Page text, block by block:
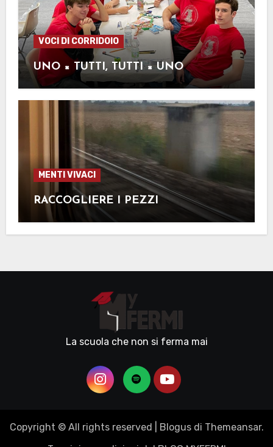
VOCI DI CORRIDOIO
UNO × TUTTI, TUTTI × UNO
MENTI VIVACI
RACCOGLIERE I PEZZI
La scuola che non si ferma mai
Copyright © All rights reserved Blogusdi Themeansar.